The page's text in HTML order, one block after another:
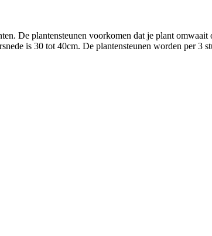
De plantensteunen voorkomen dat je plant
is 30 tot 40cm. De plantensteunen worden per 3